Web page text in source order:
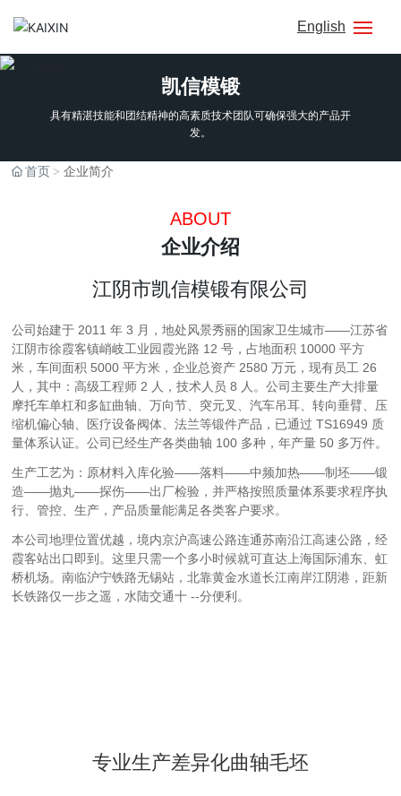
公司简介
产品展示
English
凯信模锻
具有精湛技能和团结精神的高素质技术团队可确保强大的产品开
发。
首页 企业简介
ABOUT
企业介绍
江阴市凯信模锻有限公司
公司始建于 2011 年 3 月，地处风景秀丽的国家卫生城市——江苏省
江阴市徐霞客镇峭岐工业园霞光路 12 号，占地面积 10000 平方
米，车间面积 5000 平方米，企业总资产 2580 万元，现有员工 26
人，其中：高级工程师 2 人，技术人员 8 人。公司主要生产大排量
摩托车单杠和多缸曲轴、万向节、突元叉、汽车吊耳、转向垂臂、压
缩机偏心轴、医疗设备阀体、法兰等锻件产品，已通过 TS16949 质
量体系认证。公司已经生产各类曲轴 100 多种，年产量 50 多万件。
生产工艺为：原材料入库化验——落料——中频加热——制坯——锻
造——抛丸——探伤——出厂检验，并严格按照质量体系要求程序执
行、管控、生产，产品质量能满足各类客户要求。
本公司地理位置优越，境内京沪高速公路连通苏南沿江高速公路，经
霞客站出口即到。这里只需一个多小时候就可直达上海国际浦东、虹
桥机场。南临沪宁铁路无锡站，北靠黄金水道长江南岸江阴港，距新
长铁路仅一步之遥，水陆交通十 --分便利。
专业生产差异化曲轴毛坯